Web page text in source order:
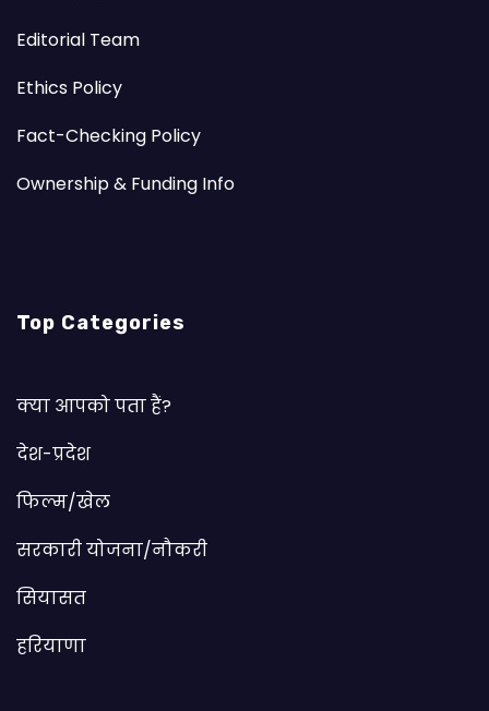
Editorial Team
Ethics Policy
Fact-Checking Policy
Ownership & Funding Info
Top Categories
क्या आपको पता हैं?
देश-प्रदेश
फिल्म/खेल
सरकारी योजना/नौकरी
सियासत
हरियाणा